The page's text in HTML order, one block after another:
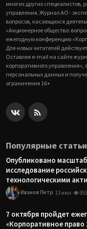
многих других специалистов,
управления. Журнал АО -
вопросов, касающихся
«Акционерное общество:
ежегодную конференцию
Для новых читателей
Оставляя e-mail на сайте
корпоративного управления»,
персональных данных и
ограничения 16+
Популярные статьи
Опубликовано
исследование
технологическими
Иванов Петр 13 июл 953
7 октября пройдет
«Корпоративное право